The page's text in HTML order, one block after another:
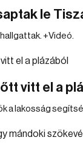
le
+Videó.
vitt el a
a lakosság